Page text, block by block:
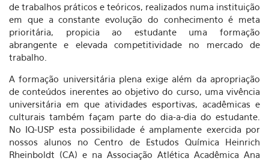
de trabalhos práticos e teóricos, realizados numa instituição
em que a constante evolução do conhecimento é meta
prioritária, propicia ao estudante uma formação
abrangente e elevada competitividade no mercado de
trabalho.
A formação universitária plena exige além da apropriação
de conteúdos inerentes ao objetivo do curso, uma vivência
universitária em que atividades esportivas, acadêmicas e
culturais também façam parte do dia-a-dia do estudante.
No IQ-USP esta possibilidade é amplamente exercida por
nossos alunos no Centro de Estudos Química Heinrich
Rheinboldt (CA) e na Associação Atlética Acadêmica Ana